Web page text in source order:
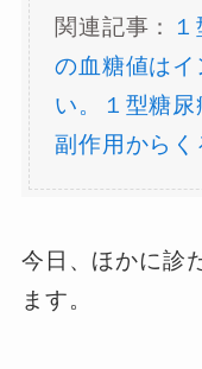
関連記事：
の血糖値はイ
い。１型糖
副作用からく
今日、ほかに診
ます。